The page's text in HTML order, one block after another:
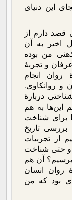
این دنیای
قصد دارم از
اخیر به آن
من بوده
و تجربۀ
روان انجام
و روانکاوی.
دربارۀ
این‌ها به هم
برای شناخت
تاریخ
از تجربیات
و حتی شناخت
آن هم
روان انسان
بود که من